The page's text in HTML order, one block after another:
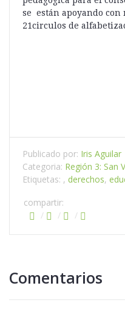
se están apoyando con
21circulos de
Publicado por: Iris Aguilar
Categoria: Región 3: San
Etiquetas: , derechos,
compartir:
Comentarios